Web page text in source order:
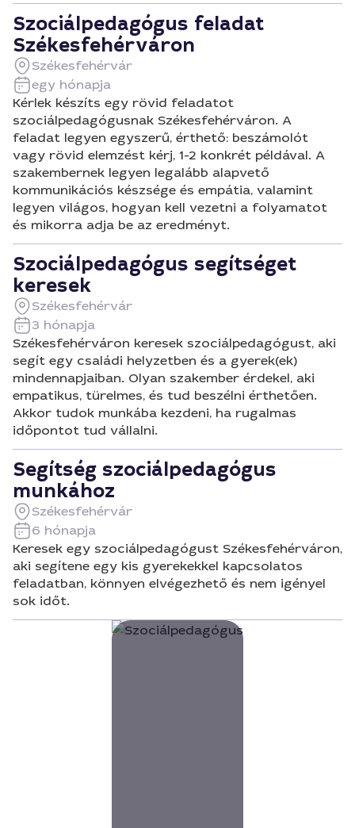
Szociálpedagógus feladat
Székesfehérváron
Székesfehérvár
egy hónapja
Kérlek készíts egy rövid feladatot
szociálpedagógusnak Székesfehérváron. A
feladat legyen egyszerű, érthető: beszámolót
vagy rövid elemzést kérj, 1-2 konkrét példával. A
szakembernek legyen legalább alapvető
kommunikációs készsége és empátia, valamint
legyen világos, hogyan kell vezetni a folyamatot
és mikorra adja be az eredményt.
Szociálpedagógus segítséget
keresek
Székesfehérvár
3 hónapja
Székesfehérváron keresek szociálpedagógust, aki
segít egy családi helyzetben és a gyerek(ek)
mindennapjaiban. Olyan szakember érdekel, aki
empatikus, türelmes, és tud beszélni érthetően.
Akkor tudok munkába kezdeni, ha rugalmas
időpontot tud vállalni.
Segítség szociálpedagógus
munkához
Székesfehérvár
6 hónapja
Keresek egy szociálpedagógust Székesfehérváron,
aki segítene egy kis gyerekekkel kapcsolatos
feladatban, könnyen elvégezhető és nem igényel
sok időt.